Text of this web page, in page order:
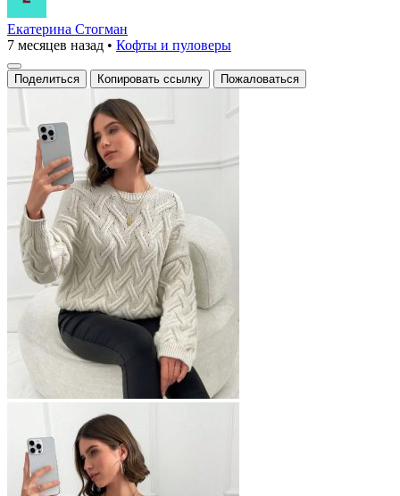
Екатерина Стогман
7 месяцев назад • Кофты и пуловеры
Поделиться Копировать ссылку Пожаловаться